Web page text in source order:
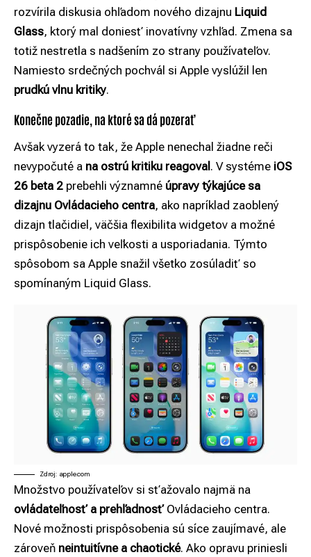
rozvírila diskusia ohľadom nového dizajnu Liquid
Glass, ktorý mal doniesť inovatívny vzhľad. Zmena sa
totiž nestretla s nadšením zo strany používateľov.
Namiesto srdečných pochvál si Apple vyslúžil len
prudkú vlnu kritiky.
Konečne pozadie, na ktoré sa dá pozerať
Avšak vyzerá to tak, že Apple nenechal žiadne reči
nevypočuté a na ostrú kritiku reagoval . V systéme iOS
26 beta 2 prebehli významné úpravy týkajúce sa
dizajnu Ovládacieho centra, ako napríklad zaoblený
dizajn tlačidiel, väčšia flexibilita widgetov a možné
prispôsobenie ich veľkosti a usporiadania. Týmto
spôsobom sa Apple snažil všetko zosúladiť so
spomínaným Liquid Glass.
Zdroj: apple.com
Množstvo používateľov si sťažovalo najmä na
ovládateľnosť a prehľadnosťOvládacieho centra.
Nové možnosti prispôsobenia sú síce zaujímavé, ale
zároveň neintuitívne a chaotické. Ako opravu priniesli